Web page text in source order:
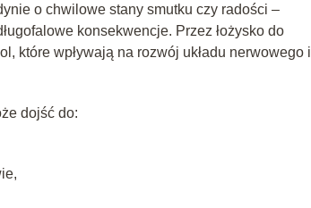
o chwilowe stany smutku czy radości –
konsekwencje. Przez łożysko do
które wpływają na rozwój układu nerwowego i
dojść do: